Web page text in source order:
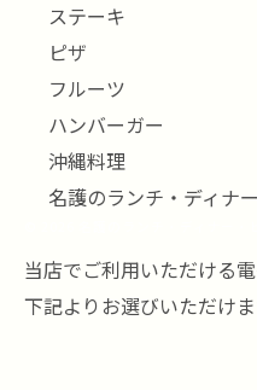
ステーキ
ピザ
フルーツ
ハンバーガー
沖縄料理
名護のランチ・ディナ
当店でご利用いただける
下記よりお選びいただけま